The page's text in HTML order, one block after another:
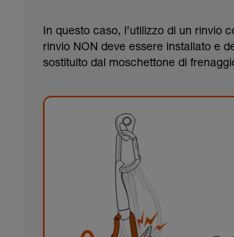
In questo caso, l’utilizzo di un rinvio
rinvio NON deve essere installato e
sostituito dal moschettone di